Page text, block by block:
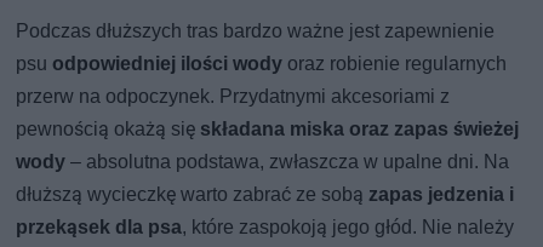
Podczas dłuższych tras bardzo ważne jest zapewnienie
psu odpowiedniej ilości wody oraz robienie regularnych
przerw na odpoczynek. Przydatnymi akcesoriami z
pewnością okażą się składana miska oraz zapas świeżej
wody – absolutna podstawa, zwłaszcza w upalne dni. Na
dłuższą wycieczkę warto zabrać ze sobą zapas jedzenia i
przekąsek dla psa, które zaspokoją jego głód. Nie należy